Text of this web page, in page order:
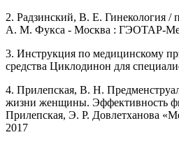
2. Радзинский, В. Е. Гинекология /
А. М. Фукса - Москва : ГЭОТАР-
3. Инструкция по медицинскому
средства Циклодинон для
4. Прилепская, В. Н.
жизни женщины. Эффективность
Прилепская, Э. Р. Довлетханова
2017